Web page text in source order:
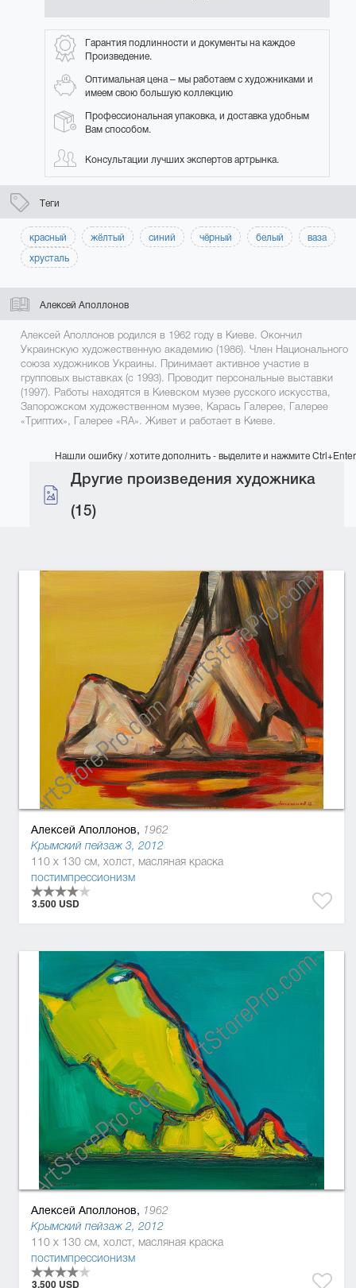
Гарантия подлинности и документы на каждое
Произведение.
Оптимальная цена – мы работаем с художниками и
имеем свою большую коллекцию
Профессиональная упаковка, и доставка удобным
Вам способом.
Консультации лучших экспертов артрынка.
Теги
красный жёлтый синий чёрный белый
ваза
хрусталь
Алексей Аполлонов
Алексей Аполлонов родился в 1962 году в Киеве. Окончил
Украинскую художественную академию (1986). Член Национального
союза художников Украины. Принимает активное участие в
групповых выставках (с 1993). Проводит персональные выставки
(1997). Работы находятся в Киевском музее русского искусства,
Запорожском художественном музее, Карась Галерее, Галерее
«Триптих», Галерее «RA». Живет и работает в Киеве.
Нашли ошибку / хотите дополнить - выделите и нажмите Ctrl+Enter
Другие произведения художника
(15)
Алексей Аполлонов, 1962
Крымский пейзаж 3, 2012
110 x 130 см, холст, масляная краска
постимпрессионизм
3.500 USD
Алексей Аполлонов, 1962
Крымский пейзаж 2, 2012
110 x 130 см, холст, масляная краска
постимпрессионизм
3.500 USD